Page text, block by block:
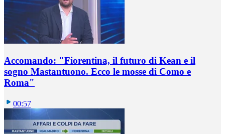
Accomando: "Fiorentina, il futuro di Kean e il
sogno Mastantuono. Ecco le mosse di Como e
Roma"
00:57